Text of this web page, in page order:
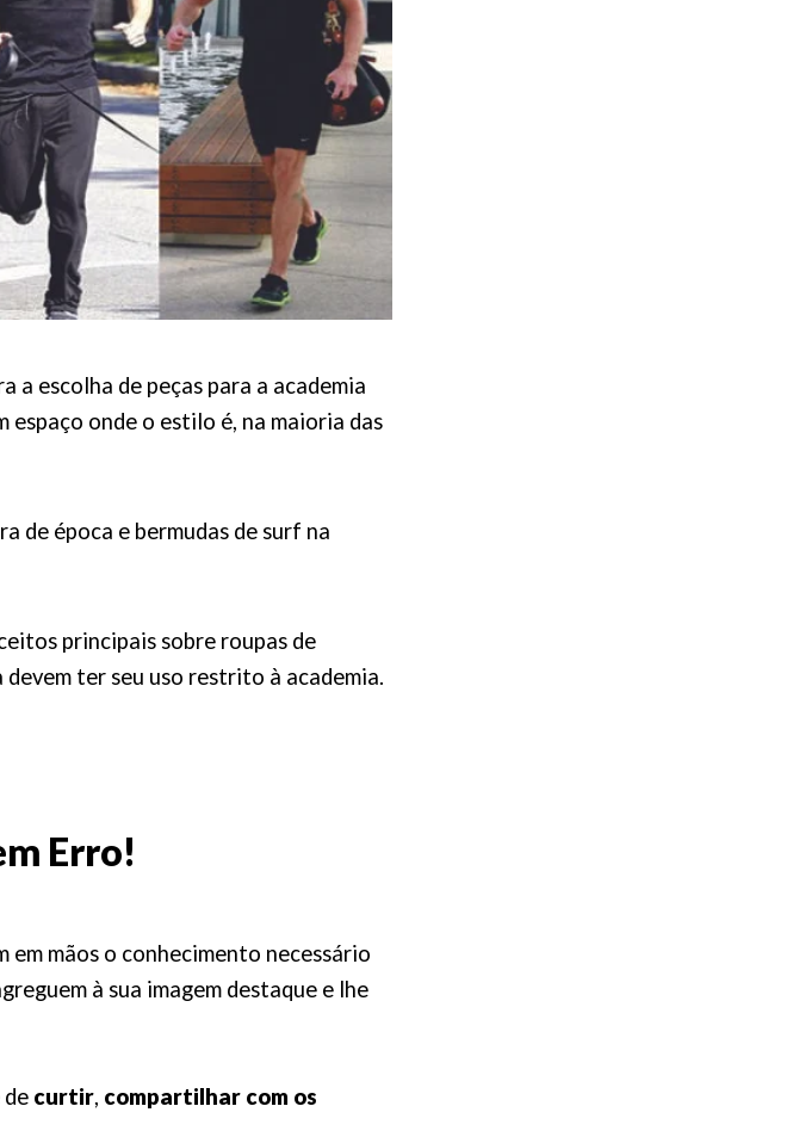
a escolha de peças para a academia
espaço onde o estilo é, na maioria das
de época e bermudas de surf na
principais sobre roupas de
ter seu uso restrito à academia.
Erro!
em mãos o conhecimento necessário
à sua imagem destaque e lhe
de curtir, compartilhar com os